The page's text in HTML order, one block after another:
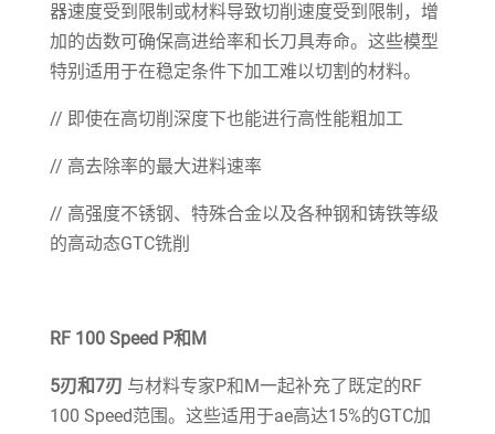
器速度受到限制或材料导致切削速度受到限制，增
加的齿数可确保高进给率和长刀具寿命。这些模型
特别适用于在稳定条件下加工难以切割的材料。
// 即使在高切削深度下也能进行高性能粗加工
// 高去除率的最大进料速率
// 高强度不锈钢、特殊合金以及各种钢和铸铁等级
的高动态GTC铣削
RF 100 Speed P和M
5刃和7刃 与材料专家P和M一起补充了既定的RF
100 Speed范围。这些适用于ae高达15%的GTC加